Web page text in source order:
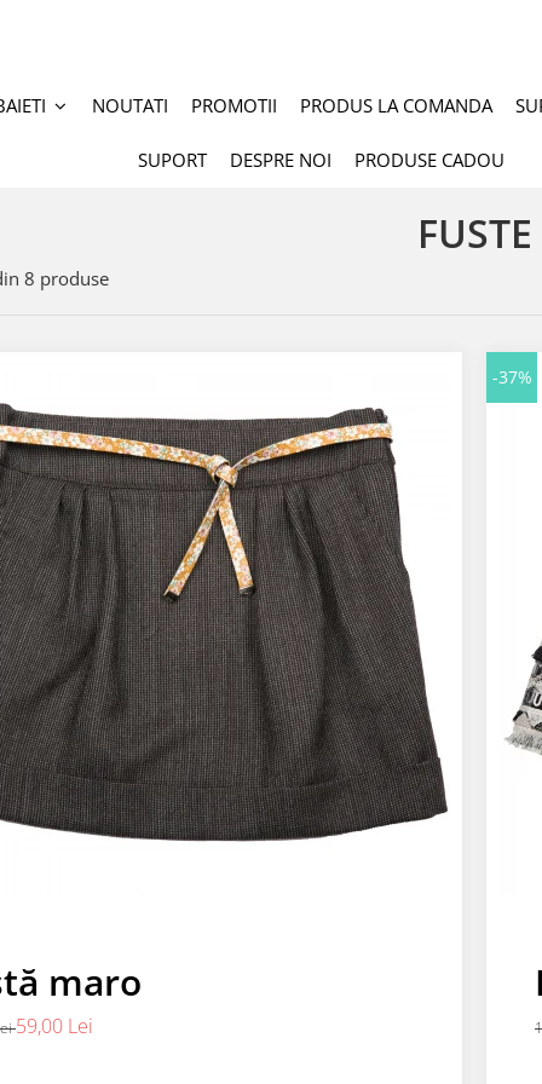
NOUTATI PROMOTII PRODUS LA COMANDA
SUPORT DESPRE NOI PRODUSE CADOU
FUSTE
8 produse
maro
59,00 Lei
-37%